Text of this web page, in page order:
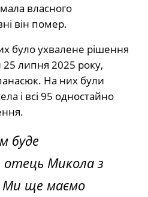
власного
він помер.
було ухвалене рішення
липня 2025 року,
На них були
і всі 95 одностайно
буде
Микола з
Ми ще маємо